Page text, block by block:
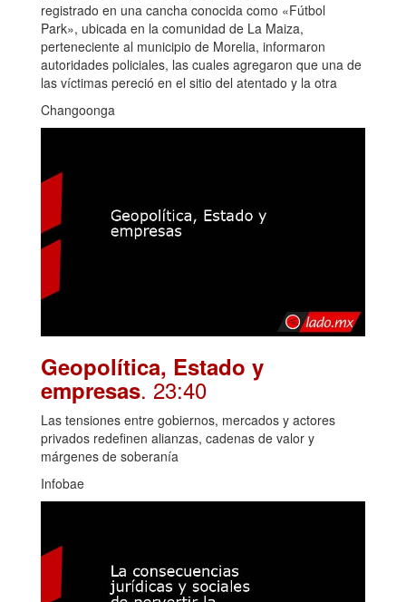
registrado en una cancha conocida como «Fútbol
Park», ubicada en la comunidad de La Maiza,
perteneciente al municipio de Morelia, informaron
autoridades policiales, las cuales agregaron que una de
las víctimas pereció en el sitio del atentado y la otra
Changoonga
Geopolítica, Estado y
empresas. 23:40
Las tensiones entre gobiernos, mercados y actores
privados redefinen alianzas, cadenas de valor y
márgenes de soberanía
Infobae